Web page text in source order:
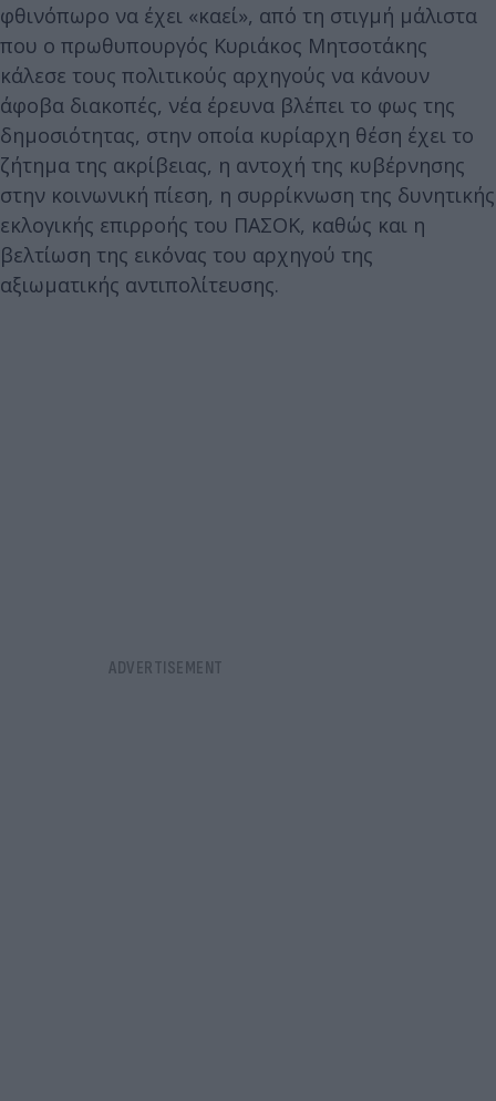
φθινόπωρο να έχει «καεί», από τη στιγμή μάλιστα
που ο πρωθυπουργός Κυριάκος Μητσοτάκης
κάλεσε τους πολιτικούς αρχηγούς να κάνουν
άφοβα διακοπές, νέα έρευνα βλέπει το φως της
δημοσιότητας, στην οποία κυρίαρχη θέση έχει το
ζήτημα της ακρίβειας, η αντοχή της κυβέρνησης
στην κοινωνική πίεση, η συρρίκνωση της δυνητικής
εκλογικής επιρροής του ΠΑΣΟΚ, καθώς και η
βελτίωση της εικόνας του αρχηγού της
αξιωματικής αντιπολίτευσης.